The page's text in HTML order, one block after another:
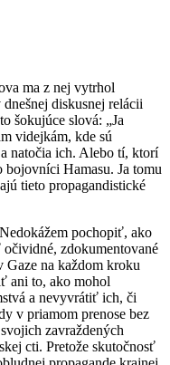
ma z nej vytrhol
diskusnej relácii
šokujúce slová: „Ja
videjkám, kde sú
natočia ich. Alebo tí, ktorí
bojovníci Hamasu. Ja tomu
tieto propagandistické
pochopiť, ako
zdokumentované
na každom kroku
ani to, ako mohol
a nevyvrátiť ich, či
v priamom prenose bez
zavraždených
cti. Pretože skutočnosť